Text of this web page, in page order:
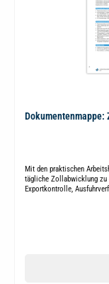
Dokumentenmappe:
Mit den praktischen
tägliche Zollabwicklung zu
Exportkontrolle,
Durchschnittliche